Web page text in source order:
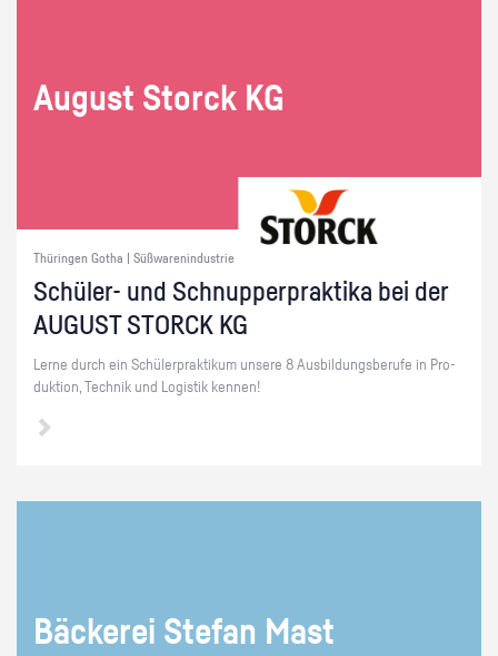
Au­gust Storck KG
Thüringen Gotha | Süßwarenindustrie
Schü­ler- und Schnup­per­prak­ti­ka bei der
AU­GUST STORCK KG
Lerne durch ein Schü­ler­prak­ti­kum un­se­re 8 Aus­bil­dungs­be­ru­fe in Pro­
duk­ti­on, Tech­nik und Lo­gis­tik ken­nen!
Bä­cke­rei Ste­fan Mast